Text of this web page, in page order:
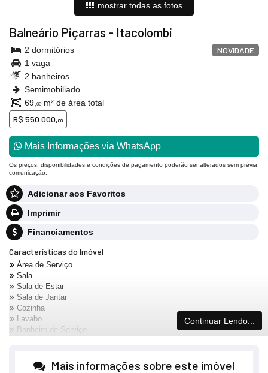
mostrar todas as fotos
Balneário Piçarras - Itacolombi
NOVIDADE
2 dormitórios
1 vaga
2 banheiros
Semimobiliado
69, 00m² de área total
R$ 550.000,00
Mais Informações via WhatsApp
Os preços, disponibilidades e condições de pagamento poderão ser alterados sem prévia
comunicação.
Adicionar aos Favoritos
Imprimir
Financiamentos
Características do Imóvel
Área de Serviço
Sala
Sala de Estar
Sala de Jantar
Cozinha
Lavabo
Banheiro de Serviço
Sala de TV
Decorado
Continuar Lendo...
Mais informações sobre este imóvel